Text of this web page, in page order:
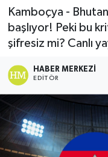
Kamboçya -
başlıyor! Peki bu
şifresiz mi? Canlı
HABER MERKEZI
EDITÖR
Burhaniye
ÇEVRE
DÜNYA
Dursunbey
Edremit
Son Dakika
Haber Arşivi